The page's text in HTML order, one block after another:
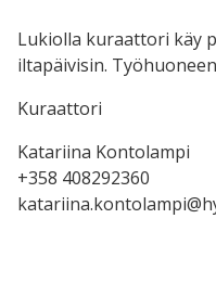
Lukiolla kuraattori käy
iltapäivisin.
Kuraattori
Katariina Kontolampi
+358 408292360